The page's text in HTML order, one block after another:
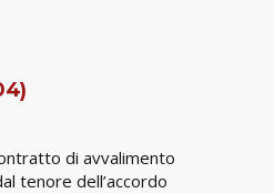
di avvalimento
tenore dell’accordo